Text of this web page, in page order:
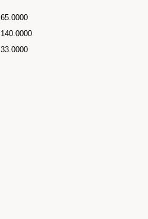
65.0000
140.0000
33.0000